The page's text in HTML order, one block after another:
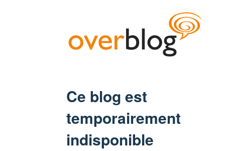
Ce blog est
temporairement
indisponible